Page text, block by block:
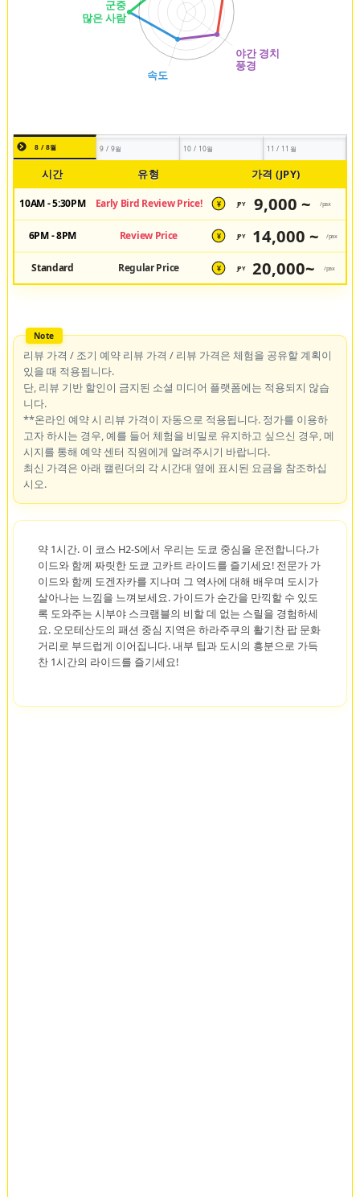
8 / 8월 9 / 9월 10 / 10월 11 / 11월
시간 유형 가격 (JPY)
10AM - 5:30PM Early Bird Review Price! ¥ JPY 9,000 ~ /pax
6PM - 8PM Review Price ¥ JPY 14,000 ~ /pax
Standard Regular Price ¥ JPY 20,000~ /pax
리뷰 가격 / 조기 예약 리뷰 가격 / 리뷰 가격은 체험을 공유할 계획이
있을 때 적용됩니다.
단, 리뷰 기반 할인이 금지된 소셜 미디어 플랫폼에는 적용되지 않습
니다.
**온라인 예약 시 리뷰 가격이 자동으로 적용됩니다. 정가를 이용하
고자 하시는 경우, 예를 들어 체험을 비밀로 유지하고 싶으신 경우, 메
시지를 통해 예약 센터 직원에게 알려주시기 바랍니다.
최신 가격은 아래 캘린더의 각 시간대 옆에 표시된 요금을 참조하십
시오.
약 1시간. 이 코스 H2-S에서 우리는 도쿄 중심을 운전합니다.가
이드와 함께 짜릿한 도쿄 고카트 라이드를 즐기세요! 전문가 가
이드와 함께 도겐자카를 지나며 그 역사에 대해 배우며 도시가
살아나는 느낌을 느껴보세요. 가이드가 순간을 만끽할 수 있도
록 도와주는 시부야 스크램블의 비할 데 없는 스릴을 경험하세
요. 오모테산도의 패션 중심 지역은 하라주쿠의 활기찬 팝 문화
거리로 부드럽게 이어집니다. 내부 팁과 도시의 흥분으로 가득
찬 1시간의 라이드를 즐기세요!